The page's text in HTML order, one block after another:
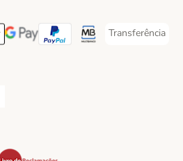
Payment Method
Payment Method
Google Pay Payment Method
PayPal Payment Method
Multibanco Payment
Transferência
Transferência
Method
Shipping Method